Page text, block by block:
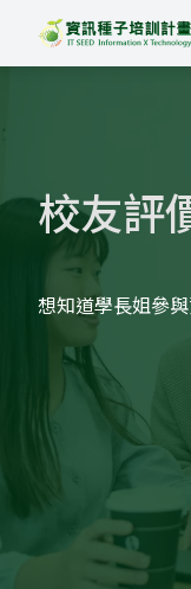
校友評
想知道學長姐參